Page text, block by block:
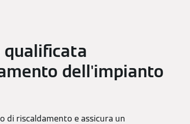
qualificata
dell'impianto
di riscaldamento e assicura un